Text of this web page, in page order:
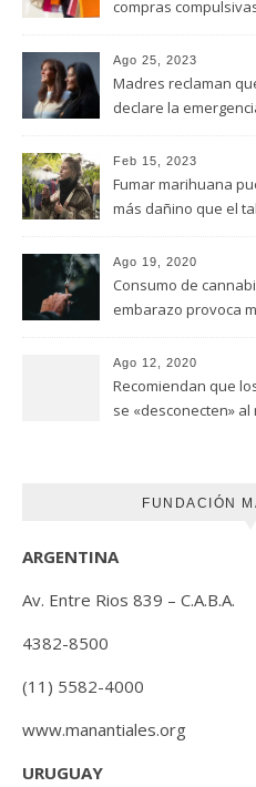
compras
Ago 25, 2023
Madres reclaman
declare la
Feb 15, 2023
Fumar marihuana
más dañino que el
Universidad de
Ago 19, 2020
Consumo de
embarazo provoca
(FUNDACION
Ago 12, 2020
Recomiendan que
se «desconecten» al
FUNDACIÓN
ARGENTINA
Av. Entre Rios 839 – C.A.B.A.
4382-8500
(11) 5582-4000
www.manantiales.org
URUGUAY